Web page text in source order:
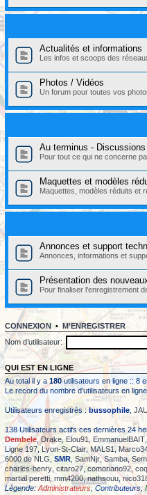
Actualités et informations
Les infos et scoops des
Photos / Vidéos
Un forum pour toutes vos
Au terminus - Discussions
Pour tout ce qui ne concerne
Maquettes et modèles
Maquettes, modèles réduits et
Annonces et support
Annonces, informations et
Présentation des
Pour finaliser l'enregistrement
CONNEXION • M’ENREGISTRER
Nom d’utilisateur:
QUI EST EN LIGNE
Au total il y a 180utilisateurs en ligne :: 8
Le record du nombre d’utilisateurs en
Utilisateurs enregistrés : bussophile
138 Utilisateurs actifs ces dernières 24
Dembele,Drake,Elou91 EmmanuelBAIT
Ligne 197 ,Lyon-St-Clair MALS1 ,
6000 de NLG SMR SamNjr,Samba,
charles-henry citaro27 comoriano92,
martial peretti mm4200,nathsouu,
Légende: Administrateurs,Contributeurs,